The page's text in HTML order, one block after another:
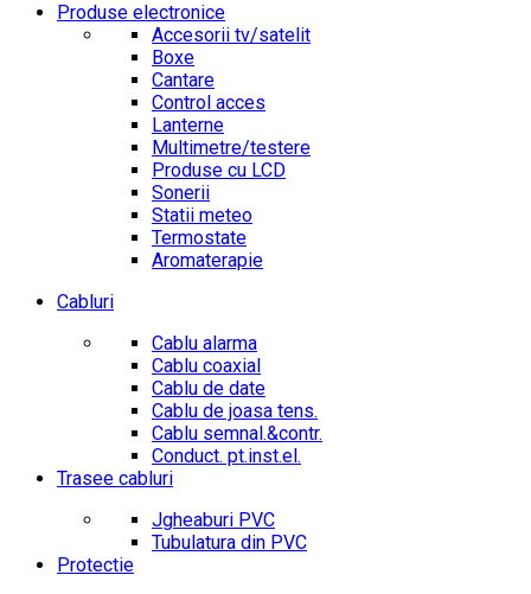
Produse electronice
Accesorii tv/satelit
Boxe
Cantare
Control acces
Lanterne
Multimetre/testere
Produse cu LCD
Sonerii
Statii meteo
Termostate
Aromaterapie
Cabluri
Cablu alarma
Cablu coaxial
Cablu de date
Cablu de joasa tens.
Cablu semnal.&contr.
Conduct. pt.inst.el.
Trasee cabluri
Jgheaburi PVC
Tubulatura din PVC
Protectie